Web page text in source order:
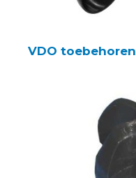
VDO toebehoren